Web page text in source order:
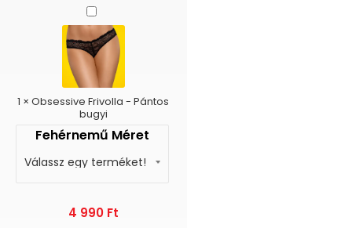
Obsessive
Frivolla
-
Pántos
bugyi
1 ×Obsessive Frivolla - Pántos
bugyi
Fehérnemű Méret
4 990 Ft